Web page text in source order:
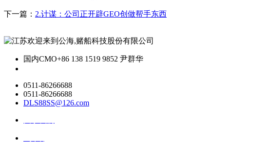
下一篇： 2.计谋：公司正开辟GEO创做帮手东西
国内CMO+86 138 1519 9852 尹群华
0511-86266688
0511-86266688
DLS88SS@126.com